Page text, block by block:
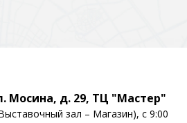
Мосина, д. 29, ТЦ "Мастер"
зал – Магазин), с 9:00